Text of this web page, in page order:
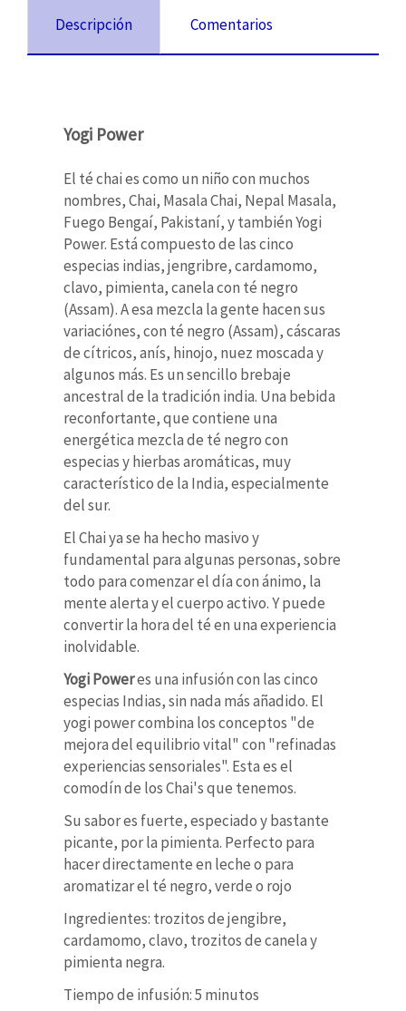
Descripción Comentarios
Yogi Power
El té chai es como un niño con muchos
nombres, Chai, Masala Chai, Nepal Masala,
Fuego Bengaí, Pakistaní, y también Yogi
Power. Está compuesto de las cinco
especias indias, jengribre, cardamomo,
clavo, pimienta, canela con té negro
(Assam). A esa mezcla la gente hacen sus
variaciónes, con té negro (Assam), cáscaras
de cítricos, anís, hinojo, nuez moscada y
algunos más. Es un sencillo brebaje
ancestral de la tradición india. Una bebida
reconfortante, que contiene una
energética mezcla de té negro con
especias y hierbas aromáticas, muy
característico de la India, especialmente
del sur.
El Chai ya se ha hecho masivo y
fundamental para algunas personas, sobre
todo para comenzar el día con ánimo, la
mente alerta y el cuerpo activo. Y puede
convertir la hora del té en una experiencia
inolvidable.
Yogi Poweres una infusión con las cinco
especias Indias, sin nada más añadido. El
yogi power combina los conceptos "de
mejora del equilibrio vital" con "refinadas
experiencias sensoriales". Esta es el
comodín de los Chai's que tenemos.
Su sabor es fuerte, especiado y bastante
picante, por la pimienta. Perfecto para
hacer directamente en leche o para
aromatizar el té negro, verde o rojo
Ingredientes: trozitos de jengibre,
cardamomo, clavo, trozitos de canela y
pimienta negra.
Tiempo de infusión: 5 minutos